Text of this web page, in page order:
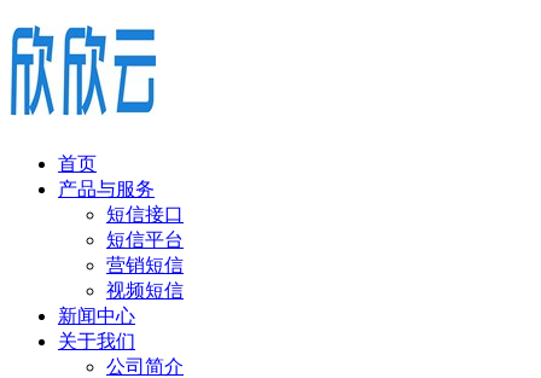
首页
产品与服务
短信接口
短信平台
营销短信
视频短信
新闻中心
关于我们
公司简介